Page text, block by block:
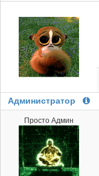
Администратор
Просто Админ